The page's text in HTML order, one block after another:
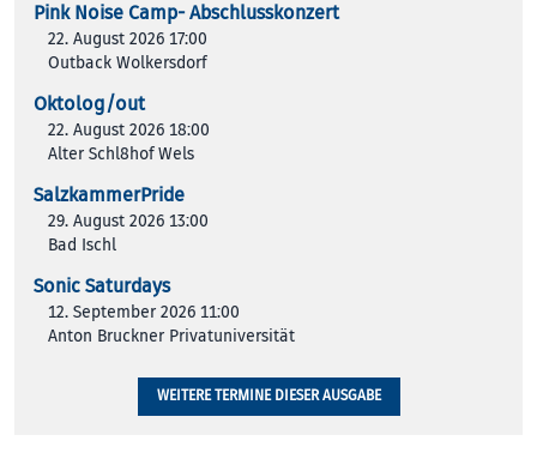
Pink Noise Camp- Abschlusskonzert
22. August 2026 17:00
Outback Wolkersdorf
Oktolog/out
22. August 2026 18:00
Alter Schl8hof Wels
SalzkammerPride
29. August 2026 13:00
Bad Ischl
Sonic Saturdays
12. September 2026 11:00
Anton Bruckner Privatuniversität
WEITERE TERMINE DIESER AUSGABE